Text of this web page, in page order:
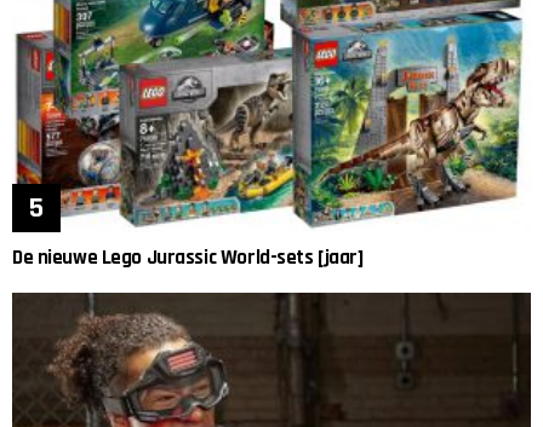
De nieuwe Lego Jurassic World-sets [jaar]